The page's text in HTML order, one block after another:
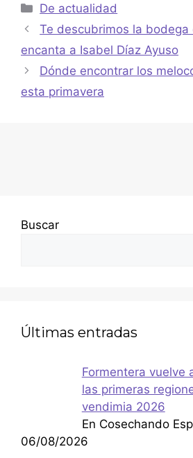
De actualidad
Te descubrimos la
encanta a Isabel Díaz Ayuso
Dónde encontrar los
esta primavera
Buscar
Últimas entradas
Formentera vuelve
las primeras
vendimia 2026
En Cosechando
06/08/2026